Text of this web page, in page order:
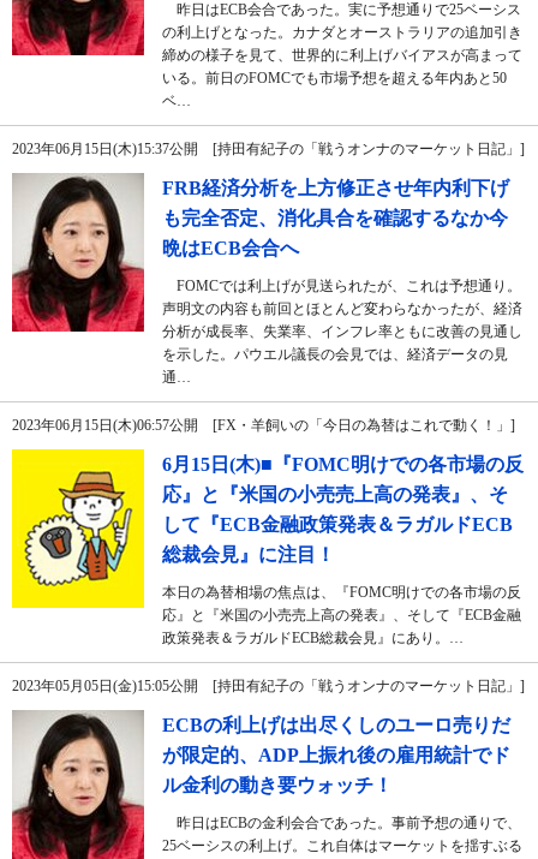
昨日はECB会合であった。実に予想通りで25ベーシス
の利上げとなった。カナダとオーストラリアの追加引き
締めの様子を見て、世界的に利上げバイアスが高まって
いる。前日のFOMCでも市場予想を超える年内あと50
ベ…
2023年06月15日(木)15:37公開 [持田有紀子の「戦うオンナのマーケット日記」]
FRB経済分析を上方修正させ年内利下げ
も完全否定、消化具合を確認するなか今
晩はECB会合へ
FOMCでは利上げが見送られたが、これは予想通り。
声明文の内容も前回とほとんど変わらなかったが、経済
分析が成長率、失業率、インフレ率ともに改善の見通し
を示した。パウエル議長の会見では、経済データの見
通…
2023年06月15日(木)06:57公開 [FX・羊飼いの「今日の為替はこれで動く！」]
6月15日(木)■『FOMC明けでの各市場の反
応』と『米国の小売売上高の発表』、そ
して『ECB金融政策発表＆ラガルドECB
総裁会見』に注目！
本日の為替相場の焦点は、『FOMC明けでの各市場の反
応』と『米国の小売売上高の発表』、そして『ECB金融
政策発表＆ラガルドECB総裁会見』にあり。…
2023年05月05日(金)15:05公開 [持田有紀子の「戦うオンナのマーケット日記」]
ECBの利上げは出尽くしのユーロ売りだ
が限定的、ADP上振れ後の雇用統計でド
ル金利の動き要ウォッチ！
昨日はECBの金利会合であった。事前予想の通りで、
25ベーシスの利上げ。これ自体はマーケットを揺すぶる